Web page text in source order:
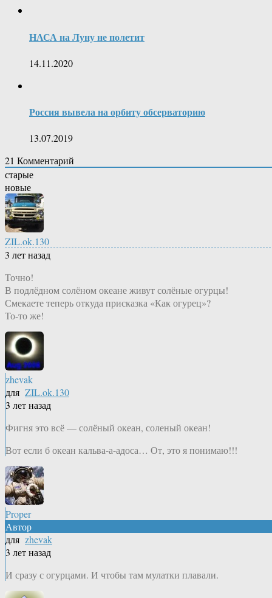
НАСА на Луну не полетит
14.11.2020
Россия вывела на орбиту обсерваторию
13.07.2019
21 Комментарий
старые
новые
ZIL.ok.130
3 лет назад
Точно!
В подлёдном солёном океане живут солёные огурцы!
Смекаете теперь откуда присказка «Как огурец»?
То-то же!
zhevak
для ZIL.ok.130
3 лет назад
Фигня это всё — солёный океан, соленый океан!
Вот если б океан кальва-а-адоса… От, это я понимаю!!!
Proper
Автор
для zhevak
3 лет назад
И сразу с огурцами. И чтобы там мулатки плавали.